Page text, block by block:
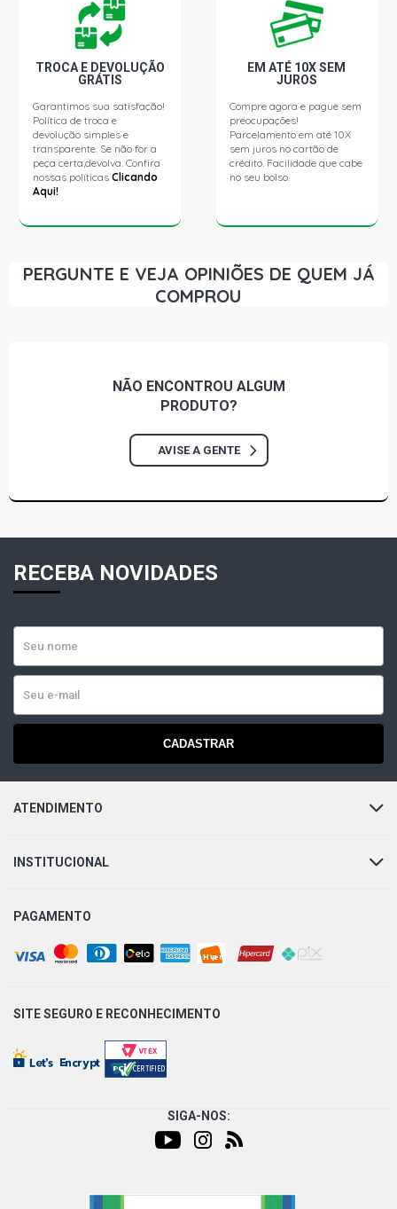
TROCA E DEVOLUÇÃO
GRÁTIS
Garantimos sua satisfação!
Política de troca e
devolução simples e
transparente. Se não for a
peça certa,devolva. Confira
nossas políticasClicando
Aqui!
EM ATÉ 10X SEM
JUROS
Compre agora e pague sem
preocupações!
Parcelamento em até 10X
sem juros no cartão de
crédito. Facilidade que cabe
no seu bolso.
PERGUNTE E VEJA OPINIÕES DE QUEM JÁ
COMPROU
NÃO ENCONTROU ALGUM
PRODUTO?
AVISE A GENTE
RECEBA NOVIDADES
CADASTRAR
ATENDIMENTO
INSTITUCIONAL
PAGAMENTO
SITE SEGURO E RECONHECIMENTO
SIGA-NOS: